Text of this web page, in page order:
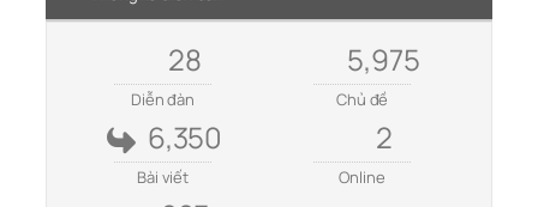
28
Diễn đàn
5,975
Chủ đề
6,350
Bài viết
2
Online